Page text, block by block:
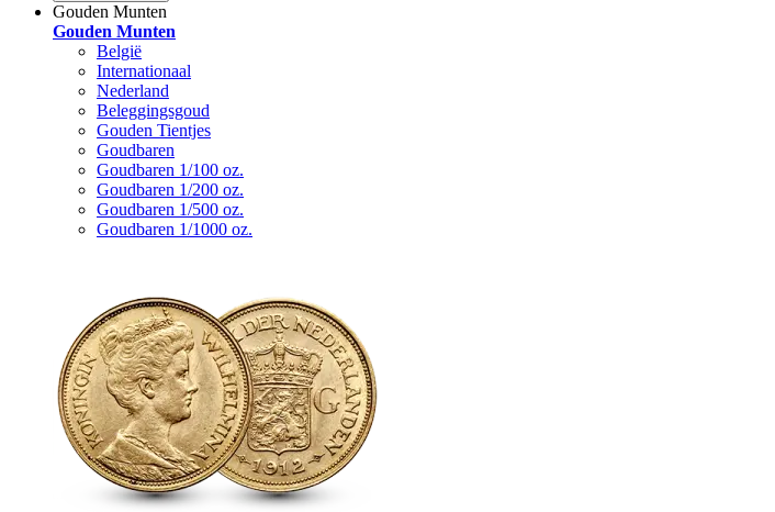
Gouden Munten
Gouden Munten
België
Internationaal
Nederland
Beleggingsgoud
Gouden Tientjes
Goudbaren
Goudbaren 1/100 oz.
Goudbaren 1/200 oz.
Goudbaren 1/500 oz.
Goudbaren 1/1000 oz.